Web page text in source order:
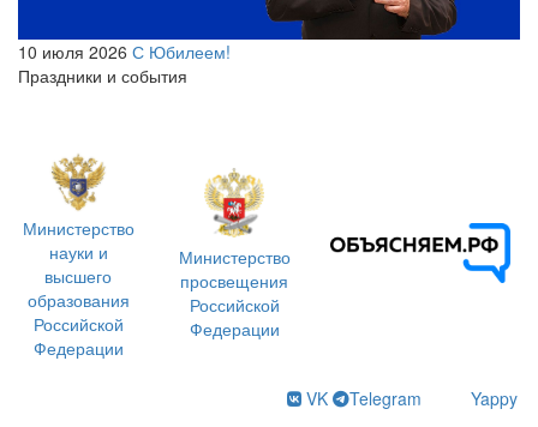
10 июля 2026 С Юбилеем!
Праздники и события
Министерство
науки и
высшего
образования
Российской
Федерации
Министерство
просвещения
Российской
Федерации
VK Telegram
Yappy